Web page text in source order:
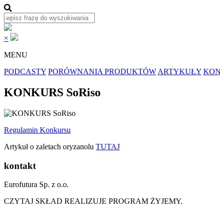
×
MENU
PODCASTY PORÓWNANIA PRODUKTÓW ARTYKUŁY
KONKURS SoRiso
Regulamin Konkursu
Artykuł o zaletach oryzanolu TUTAJ
kontakt
Eurofutura Sp. z o.o.
CZYTAJ SKŁAD REALIZUJE PROGRAM ŻYJEMY.